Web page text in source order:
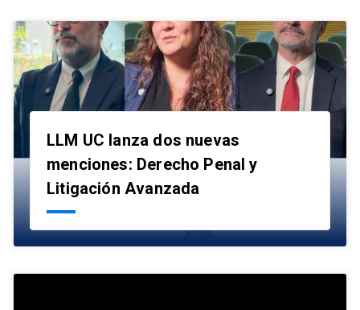
LLM UC lanza dos nuevas
menciones: Derecho Penal y
Litigación Avanzada